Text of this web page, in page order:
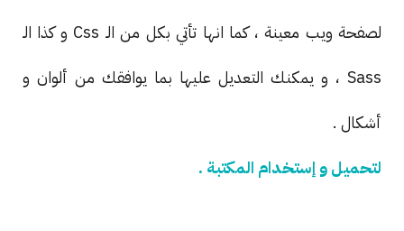
لصفحة ويب معينة ، كما انها تأتي بكل من الـ Css و كذا الـ
Sass ، و يمكنك التعديل عليها بما يوافقك من ألوان و
أشكال .
لتحميل و إستخدام المكتبة .